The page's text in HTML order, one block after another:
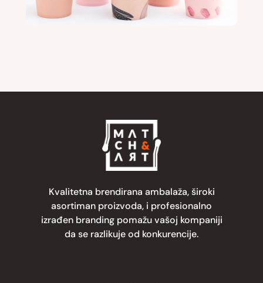
Kvalitetna brendirana ambalaža, široki
asortiman proizvoda, i profesionalno
izrađen branding pomažu vašoj kompaniji
da se razlikuje od konkurencije.